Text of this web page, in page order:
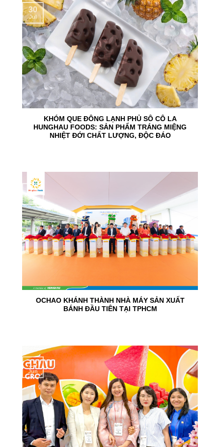
KHÓM QUE ĐÔNG LẠNH PHỦ SÔ CÔ LA
HUNGHAU FOODS: SẢN PHẨM TRÁNG MIỆNG
NHIỆT ĐỚI CHẤT LƯỢNG, ĐỘC ĐÁO
30
Jul
OCHAO KHÁNH THÀNH NHÀ MÁY SẢN XUẤT
BÁNH ĐẦU TIÊN TẠI TPHCM
24
Jun
15
Jun